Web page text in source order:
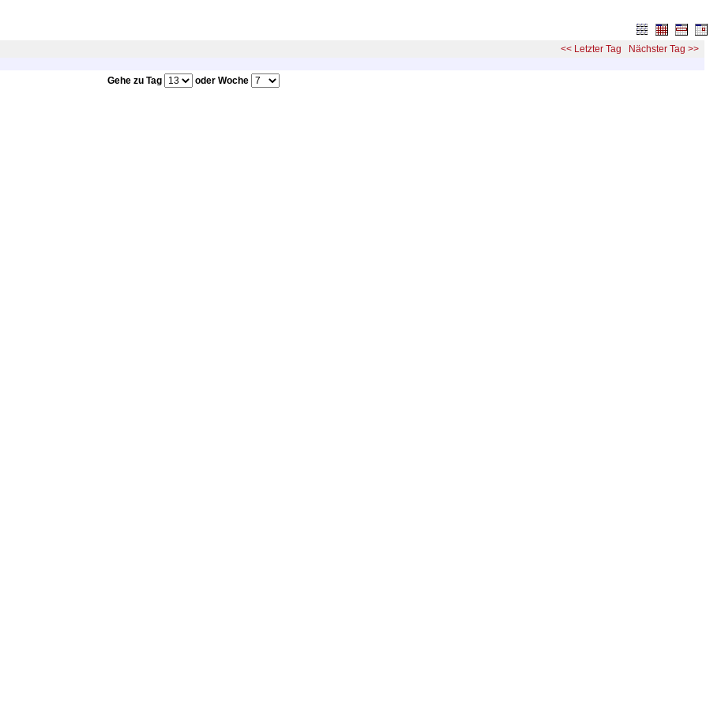
<< Letzter Tag Nächster Tag >>
Gehe zu Tag oder Woche